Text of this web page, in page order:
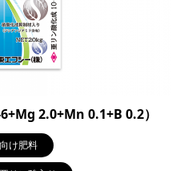
2.0+Mn 0.1+B 0.2）
け肥料